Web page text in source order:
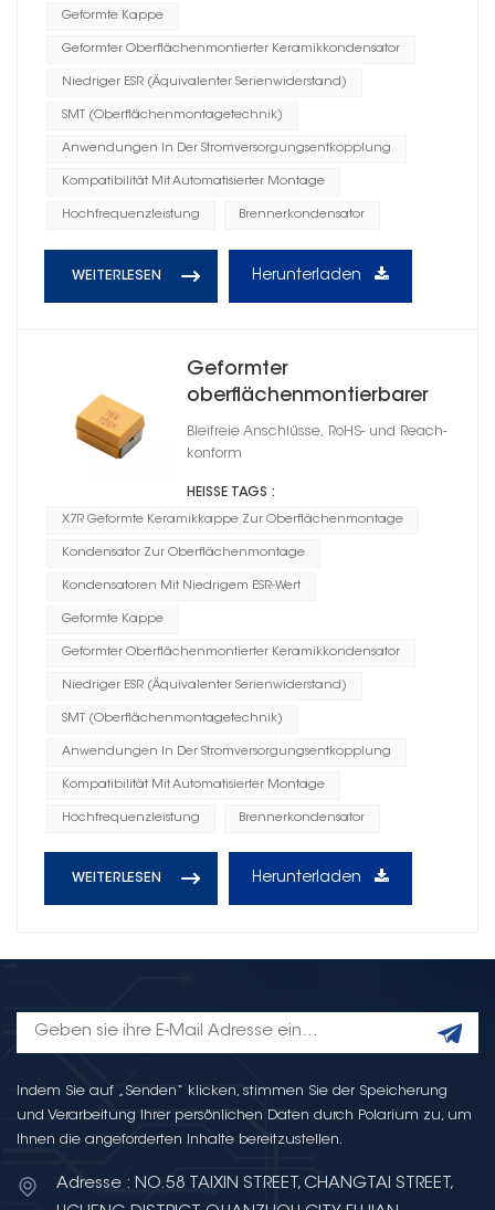
Geformte Kappe
Geformter Oberflächenmontierter Keramikkondensator
Niedriger ESR (Äquivalenter Serienwiderstand)
SMT (Oberflächenmontagetechnik)
Anwendungen In Der Stromversorgungsentkopplung
Kompatibilität Mit Automatisierter Montage
Hochfrequenzleistung Brennerkondensator
WEITERLESEN Herunterladen
Geformter
oberflächenmontierbarer
Keramikkondensator der
Serie CT45 X5R
Bleifreie Anschlüsse, RoHS- und Reach-
konform
HEISSE TAGS :
X7R Geformte Keramikkappe Zur Oberflächenmontage
Kondensator Zur Oberflächenmontage
Kondensatoren Mit Niedrigem ESR-Wert
Geformte Kappe
Geformter Oberflächenmontierter Keramikkondensator
Niedriger ESR (Äquivalenter Serienwiderstand)
SMT (Oberflächenmontagetechnik)
Anwendungen In Der Stromversorgungsentkopplung
Kompatibilität Mit Automatisierter Montage
Hochfrequenzleistung Brennerkondensator
WEITERLESEN Herunterladen
Indem Sie auf „Senden“ klicken, stimmen Sie der Speicherung
und Verarbeitung Ihrer persönlichen Daten durch Polarium zu, um
Ihnen die angeforderten Inhalte bereitzustellen.
Adresse : NO.58 TAIXIN STREET, CHANGTAI STREET,